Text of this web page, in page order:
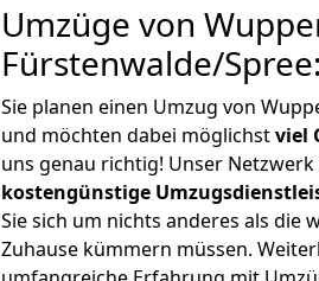
Umzüge von
Fürstenwalde/
Sie planen einen Umzug von
und möchten dabei möglichstviel
uns genau richtig! Unser
kostengünstige
Sie sich um nichts anderes als die
Zuhause kümmern müssen.